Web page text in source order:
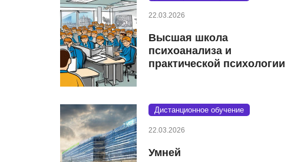
22.03.2026
Высшая школа
психоанализа и
практической психологии
Дистанционное обучение
22.03.2026
Умней